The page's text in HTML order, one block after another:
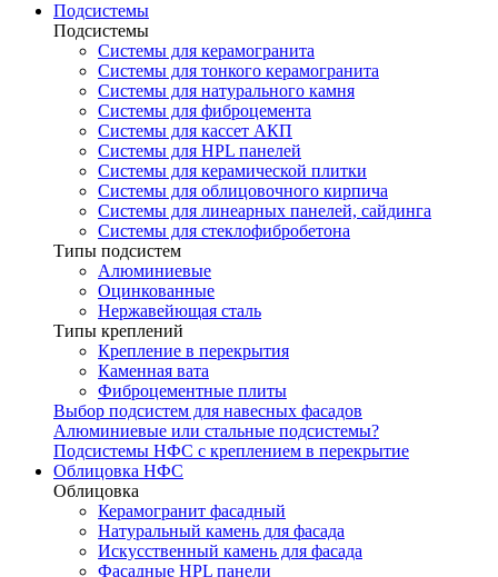
Подсистемы
Подсистемы
Системы для керамогранита
Системы для тонкого керамогранита
Системы для натурального камня
Системы для фиброцемента
Системы для кассет АКП
Системы для HPL панелей
Системы для керамической плитки
Системы для облицовочного кирпича
Системы для линеарных панелей, сайдинга
Системы для стеклофибробетона
Типы подсистем
Алюминиевые
Оцинкованные
Нержавейющая сталь
Типы креплений
Крепление в перекрытия
Каменная вата
Фиброцементные плиты
Выбор подсистем для навесных фасадов
Алюминиевые или стальные подсистемы?
Подсистемы НФС с креплением в перекрытие
Облицовка НФС
Облицовка
Керамогранит фасадный
Натуральный камень для фасада
Искусственный камень для фасада
Фасадные HPL панели